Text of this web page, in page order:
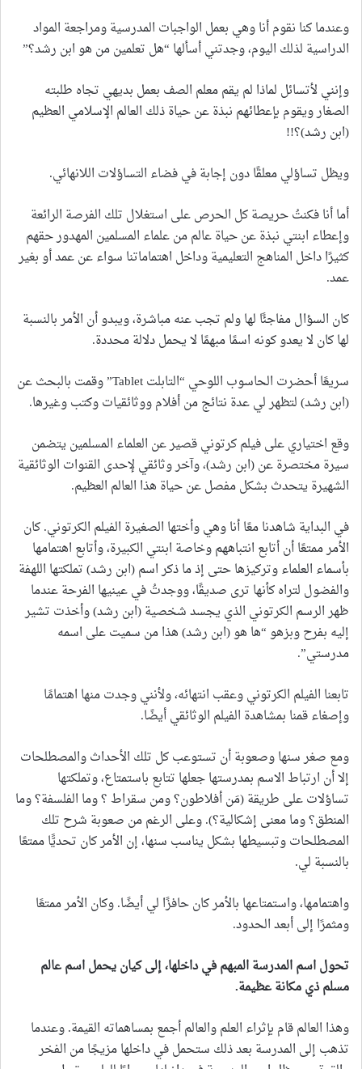
وعندما كنا نقوم أنا وهي بعمل الواجبات المدرسية ومراجعة المواد
الدراسية لذلك اليوم، وجدتني أسألها “هل تعلمين من هو ابن رشد؟”
وإنني لأتسائل لماذا لم يقم معلم الصف بعمل بديهي تجاه طلبته
الصغار ويقوم بإعطائهم نبذة عن حياة ذلك العالم الإسلامي العظيم
(ابن رشد)؟!!
ويظل تساؤلي معلقًا دون إجابة في فضاء التساؤلات اللانهائي.
أما أنا فكنتُ حريصة كل الحرص على استغلال تلك الفرصة الرائعة
وإعطاء ابنتي نبذة عن حياة عالم من علماء المسلمين المهدور حقهم
كثيرًا داخل المناهج التعليمية وداخل اهتماماتنا سواء عن عمد أو بغير
عمد.
كان السؤال مفاجئًا لها ولم تجب عنه مباشرة، ويبدو أن الأمر بالنسبة
لها كان لا يعدو كونه اسمًا مبهمًا لا يحمل دلالة محددة.
سريعًا أحضرت الحاسوب اللوحي “التابلت Tablet” وقمت بالبحث عن
(ابن رشد) لتظهر لي عدة نتائج من أفلام ووثائقيات وكتب وغيرها.
وقع اختياري على فيلم كرتوني قصير عن العلماء المسلمين يتضمن
سيرة مختصرة عن (ابن رشد)، وآخر وثائقي لإحدى القنوات الوثائقية
الشهيرة يتحدث بشكل مفصل عن حياة هذا العالم العظيم.
في البداية شاهدنا معًا أنا وهي وأختها الصغيرة الفيلم الكرتوني. كان
الأمر ممتعًا أن أتابع انتباههم وخاصة ابنتي الكبيرة، وأتابع اهتمامها
بأسماء العلماء وتركيزها حتى إذ ما ذكر اسم (ابن رشد) تملكتها اللهفة
والفضول لتراه كأنها ترى صديقًا، ووجدتُ في عينيها الفرحة عندما
ظهر الرسم الكرتوني الذي يجسد شخصية (ابن رشد) وأخذت تشير
إليه بفرح وبزهو “ها هو (ابن رشد) هذا من سميت على اسمه
مدرستي”.
تابعنا الفيلم الكرتوني وعقب انتهائه، ولأنني وجدت منها اهتمامًا
وإصغاء قمنا بمشاهدة الفيلم الوثائقي أيضًا.
ومع صغر سنها وصعوبة أن تستوعب كل تلك الأحداث والمصطلحات
إلا أن ارتباط الاسم بمدرستها جعلها تتابع باستمتاع، وتملكتها
تساؤلات على طريقة (مَن أفلاطون؟ ومن سقراط ؟ وما الفلسفة؟ وما
المنطق؟ وما معنى إشكالية؟). وعلى الرغم من صعوبة شرح تلك
المصطلحات وتبسيطها بشكل يناسب سنها، إن الأمر كان تحديًّا ممتعًا
بالنسبة لي.
واهتمامها، واستمتاعها بالأمر كان حافزًا لي أيضًا. وكان الأمر ممتعًا
ومثمرًا إلى أبعد الحدود.
تحول اسم المدرسة المبهم في داخلها، إلى كيان يحمل اسم عالم
مسلم ذي مكانة عظيمة.
وهذا العالم قام بإثراء العلم والعالم أجمع بمساهماته القيمة. وعندما
تذهب إلى المدرسة بعد ذلك ستحمل في داخلها مزيجًا من الفخر